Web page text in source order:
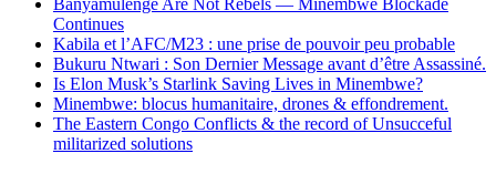
Banyamulenge Are Not Rebels — Minembwe Blockade
Continues
Kabila et l’AFC/M23 : une prise de pouvoir peu probable
Bukuru Ntwari : Son Dernier Message avant d’être Assassiné.
Is Elon Musk’s Starlink Saving Lives in Minembwe?
Minembwe: blocus humanitaire, drones & effondrement.
The Eastern Congo Conflicts & the record of Unsucceful
militarized solutions